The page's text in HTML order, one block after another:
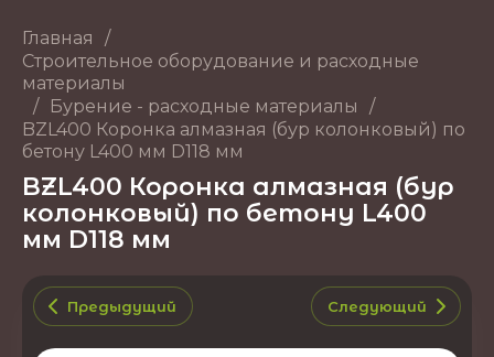
Главная
/
Строительное оборудование и расходные
материалы
/
Бурение - расходные материалы
/
BZL400 Коронка алмазная (бур колонковый) по
бетону L400 мм D118 мм
BZL400 Коронка алмазная (бур
колонковый) по бетону L400
мм D118 мм
Предыдущий Следующий